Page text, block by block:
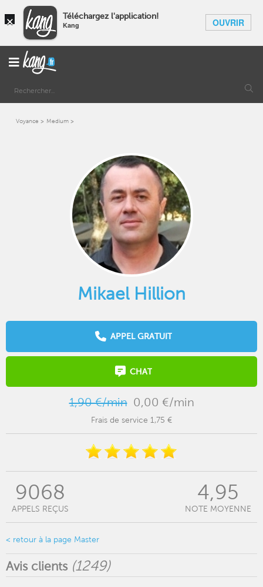
× Téléchargez l'application!
Kang OUVRIR
Voyance Medium
Mikael Hillion
APPEL GRATUIT
CHAT
1,90 €/min 0,00 €/min
Frais de service 1,75 €
9068
APPELS REÇUS
4,95
NOTE MOYENNE
< retour à la page Master
Avis clients (1249)